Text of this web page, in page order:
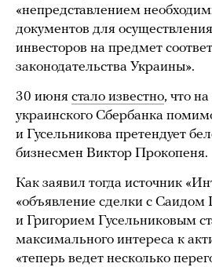
«непредставлением
документов для
инвесторов на предмет
законодательства Украины».
30 июня стало известно, что
украинского Сбербанка
и Гусельникова претендует
бизнесмен Виктор Прокопеня.
Как заявил тогда источник
«объявление сделки с Саидом
и Григорием Гусельниковым
максимального интереса к
«теперь ведет несколько